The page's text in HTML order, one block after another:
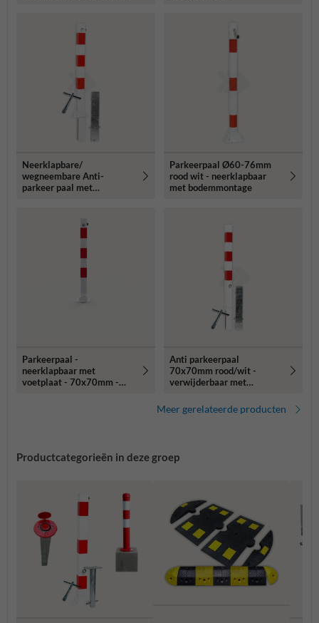
Neerklapbare/
wegneembare Anti-
parkeer paal met
Parkeerpaal Ø60-76mm
rood wit - neerklapbaar
met bodemmontage
Parkeerpaal -
neerklapbaar met
voetplaat - 70x70mm -
Anti parkeerpaal
70x70mm rood/wit -
verwijderbaar met
Meer gerelateerde producten
Productcategorieën in deze groep